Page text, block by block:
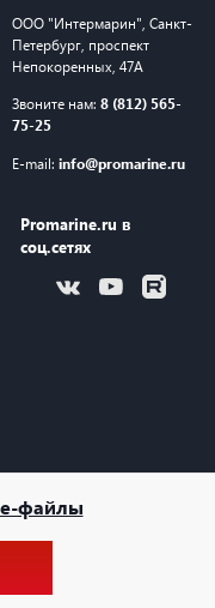
файлы
ООО "Интермарин" Санкт-
Петербург, проспект
Непокоренных, 47А
Звоните нам: 8 (812) 565-
75-25
E-mail: info@promarine.ru
Promarine.ru в
соц.сетях